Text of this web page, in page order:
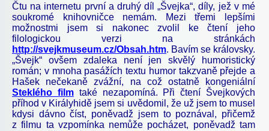
Čtu na internetu první a druhý díl „Švejka“, díly, jež v mé
soukromé knihovničce nemám. Mezi třemi lepšími
možnostmi jsem si nakonec zvolil ke čtení jeho
filologickou verzi na stránkách
http://svejkmuseum.cz/Obsah.htm. Bavím se královsky.
„Švejk“ ovšem zdaleka není jen skvělý humoristický
román; v mnoha pasážích textu humor takzvaně přejde a
Hašek nečekaně zvážní, na což ostatně kongeniální
Steklého filmtaké nezapomíná. Při čtení Švejkových
příhod v Királyhidě jsem si uvědomil, že už jsem to musel
kdysi dávno číst, poněvadž jsem to poznával, přičemž
z filmu ta vzpomínka nemůže pocházet, poněvadž tam